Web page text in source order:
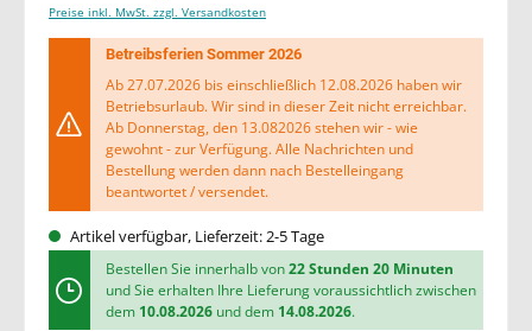
Preise inkl. MwSt. zzgl. Versandkosten
Betreibsferien Sommer 2026
Ab 27.07.2026 bis einschließlich 12.08.2026 haben wir
Betriebsurlaub. Wir sind in dieser Zeit nicht erreichbar.
Ab Donnerstag, den 13.082026 stehen wir - wie
gewohnt - zur Verfügung. Alle Nachrichten und
Bestellung werden dann nach Bestelleingang
beantwortet / versendet.
Artikel verfügbar, Lieferzeit: 2-5 Tage
Bestellen Sie innerhalb von22 Stunden 20 Minuten
und Sie erhalten Ihre Lieferung voraussichtlich zwischen
dem 10.08.2026und dem 14.08.2026.